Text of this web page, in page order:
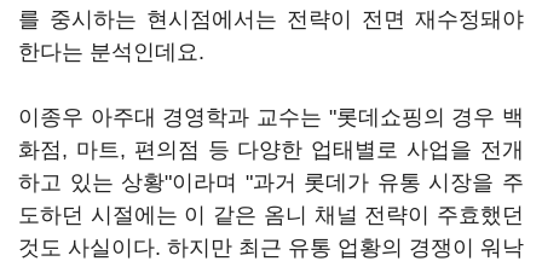
를 중시하는 현시점에서는 전략이 전면 재수정돼야
한다는 분석인데요.
이종우 아주대 경영학과 교수는 "롯데쇼핑의 경우 백
화점, 마트, 편의점 등 다양한 업태별로 사업을 전개
하고 있는 상황"이라며 "과거 롯데가 유통 시장을 주
도하던 시절에는 이 같은 옴니 채널 전략이 주효했던
것도 사실이다. 하지만 최근 유통 업황의 경쟁이 워낙